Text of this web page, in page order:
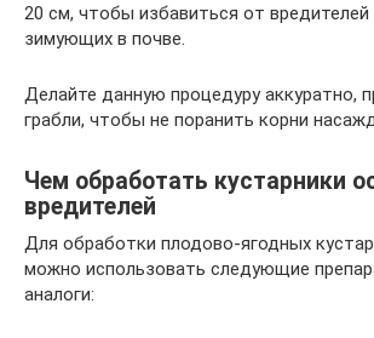
20 см, чтобы избавиться от вредителей
зимующих в почве.
Делайте данную процедуру аккуратно,
грабли, чтобы не поранить корни
Чем обработать кустарники
вредителей
Для обработки плодово-ягодных
можно использовать следующие
аналоги: